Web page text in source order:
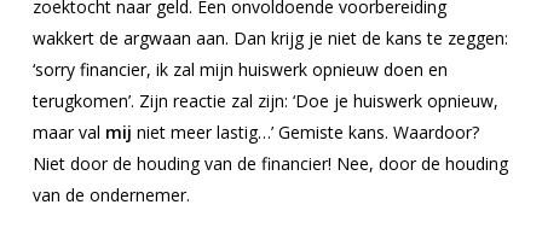
zoektocht naar geld. Een onvoldoende voorbereiding
wakkert de argwaan aan. Dan krijg je niet de kans te zeggen:
‘sorry financier, ik zal mijn huiswerk opnieuw doen en
terugkomen’. Zijn reactie zal zijn: ‘Doe je huiswerk opnieuw,
maar val mij niet meer lastig…’ Gemiste kans. Waardoor?
Niet door de houding van de financier! Nee, door de houding
van de ondernemer.